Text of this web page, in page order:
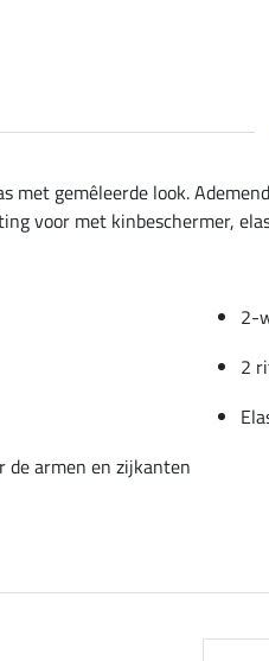
met gemêleerde look.
voor met kinbeschermer,
2-
2
de armen en zijkanten